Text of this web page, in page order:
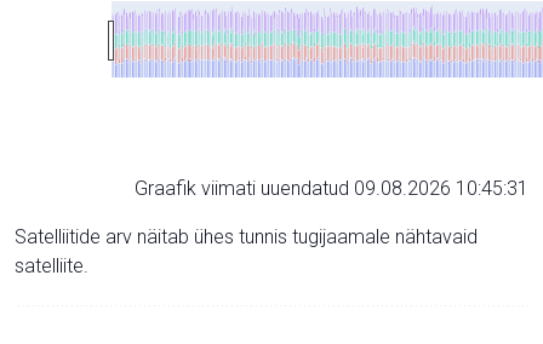
Graafik viimati uuendatud 09.08.2026 10:45:31
Satelliitide arv näitab ühes tunnis tugijaamale nähtavaid
satelliite.